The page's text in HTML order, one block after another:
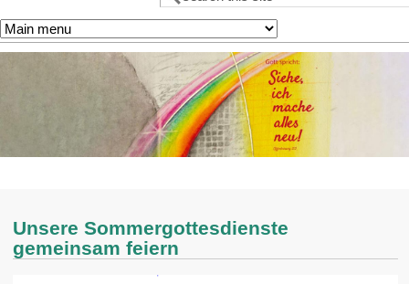
Suchformular
Unsere Sommergottesdienste
gemeinsam feiern